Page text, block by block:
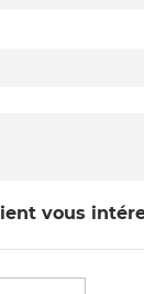
vous